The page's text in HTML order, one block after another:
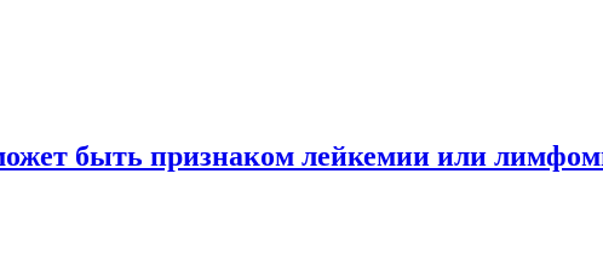
быть признаком лейкемии или